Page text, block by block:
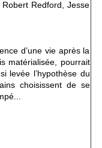
Redford, Jesse
d’une vie après la
matérialisée, pourrait
levée l’hypothèse du
choisissent de se